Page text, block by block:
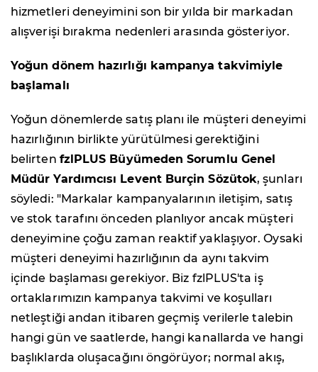
hizmetleri deneyimini son bir yılda bir markadan
alışverişi bırakma nedenleri arasında gösteriyor.
Yoğun dönem hazırlığı kampanya takvimiyle
başlamalı
Yoğun dönemlerde satış planı ile müşteri deneyimi
hazırlığının birlikte yürütülmesi gerektiğini
belirten fzlPLUS Büyümeden Sorumlu Genel
Müdür Yardımcısı Levent Burçin Sözütok, şunları
söyledi: "Markalar kampanyalarının iletişim, satış
ve stok tarafını önceden planlıyor ancak müşteri
deneyimine çoğu zaman reaktif yaklaşıyor. Oysaki
müşteri deneyimi hazırlığının da aynı takvim
içinde başlaması gerekiyor. Biz fzlPLUS'ta iş
ortaklarımızın kampanya takvimi ve koşulları
netleştiği andan itibaren geçmiş verilerle talebin
hangi gün ve saatlerde, hangi kanallarda ve hangi
başlıklarda oluşacağını öngörüyor; normal akış,